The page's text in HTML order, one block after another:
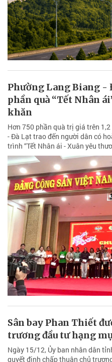
Phường Lang Biang -
phần quà “Tết Nhân
khăn
Hơn 750 phần quà trị giá trên
- Đà Lạt trao đến người dân có
trình “Tết Nhân ái - Xuân yêu
Sân bay Phan Thiết
trương đầu tư hạng
Ngày 15/12, Ủy ban nhân dân
quyết định chấp thuận chủ